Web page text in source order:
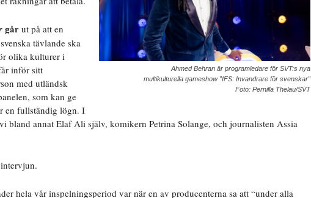
Ahmed Behran är programledare för SVT:s nya
multikulturella gameshow ”IFS: Invandrare för svenskar”
Foto: Pernilla Thelau/SVT
går ut på att en
tävlande ska
olika kulturer i
inför sitt
med utländsk
som kan ge
en fullständig lögn. I
bland annat Elaf Ali själv, komikern Petrina Solange, och journalisten Assia
hela vår inspelningsperiod var när en av producenterna sa att “under alla